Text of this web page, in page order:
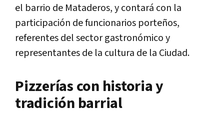
el barrio de Mataderos, y contará con la
participación de funcionarios porteños,
referentes del sector gastronómico y
representantes de la cultura de la Ciudad.
Pizzerías con historia y
tradición barrial